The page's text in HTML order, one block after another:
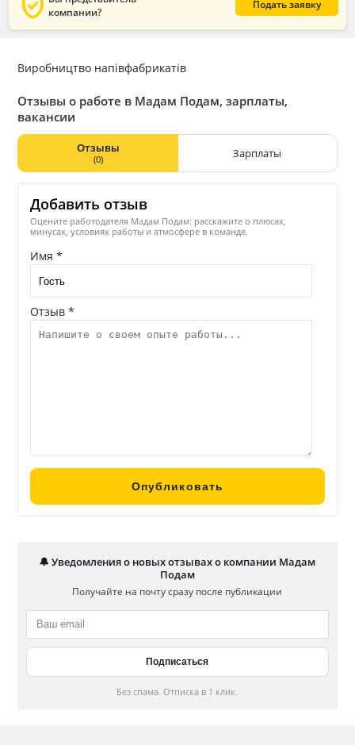
компании?
Подать заявку
Виробництво напівфабрикатів
Отзывы о работе в Мадам Подам, зарплаты,
вакансии
Отзывы
(0) Зарплаты
Добавить отзыв
Оцените работодателя Мадам Подам: расскажите о плюсах,
минусах, условиях работы и атмосфере в команде.
Имя *
Отзыв *
🔔 Уведомления о новых отзывах о компании Мадам
Подам
Получайте на почту сразу после публикации
Без спама. Отписка в 1 клик.